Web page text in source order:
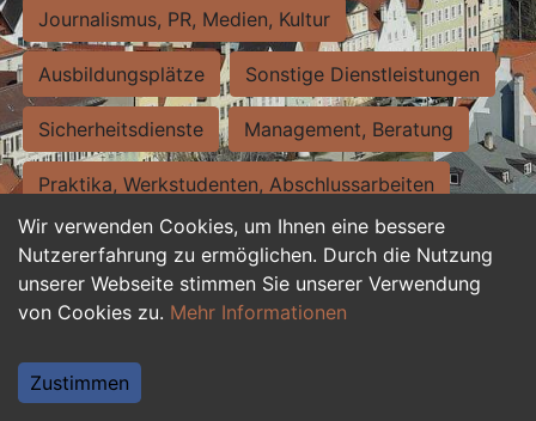
Wir verwenden Cookies, um Ihnen eine bessere
Nutzererfahrung zu ermöglichen. Durch die Nutzung
unserer Webseite stimmen Sie unserer Verwendung
von Cookies zu. Mehr Informationen
Zustimmen
Journalismus, PR, Medien, Kultur
Ausbildungsplätze Sonstige Dienstleistungen
Sicherheitsdienste Management, Beratung
Praktika, Werkstudenten, Abschlussarbeiten
Personalwesen Assistenz, Sekretariat
Hilfskräfte, Aushilfs- und Nebenjobs
Weiterbildung, Studium, duale Ausbildung